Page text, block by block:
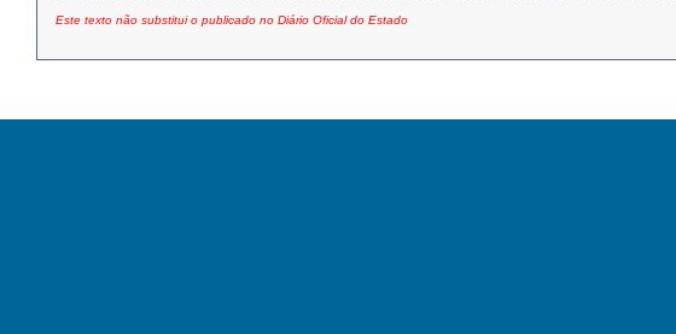
Este texto não substitui o publicado no Diário Oficial do Estado